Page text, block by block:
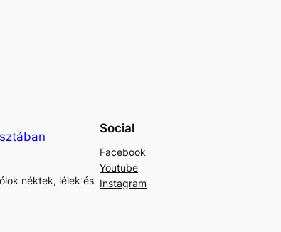
néktek, lélek és
Social
Facebook
Youtube
Instagram